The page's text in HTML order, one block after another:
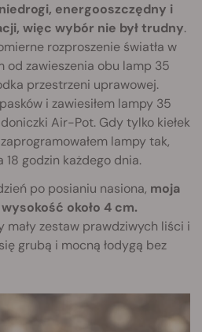
energooszczędny i
więc wybór nie był trudny.
rozproszenie światła w
od zawieszenia obu lamp 35
przestrzeni uprawowej.
i zawiesiłem lampy 35
Air-Pot. Gdy tylko kiełek
zaprogramowałem lampy tak,
18 godzin każdego dnia.
po posianiu nasiona, moja
około 4 cm.
mały zestaw prawdziwych liści i
grubą i mocną łodygą bez